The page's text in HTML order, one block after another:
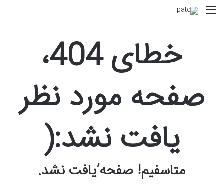
منو
خطای 404،
صفحه مورد نظر
یافت نشد:(
متاسفیم! صفحه’یافت نشد.